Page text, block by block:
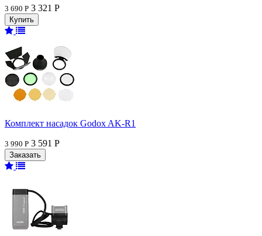
3 690 Р 3 321 Р
Комплект насадок Godox AK-R1
3 990 Р 3 591 Р